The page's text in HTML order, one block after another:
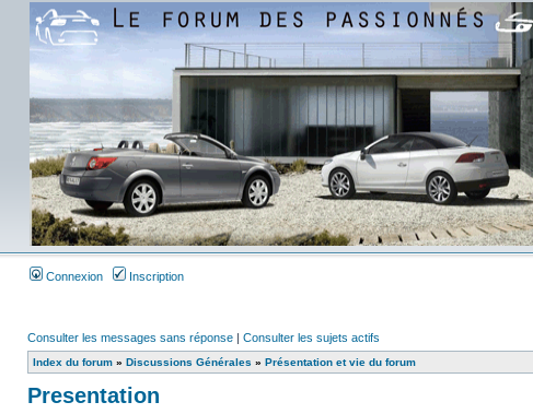
Connexion Inscription
Consulter les messages sans réponse | Consulter les sujets actifs
Index du forum » Discussions Générales » Présentation et vie du forum
Presentation